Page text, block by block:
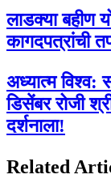
लाडक्या बहीण
कागदपत्रांची
अध्यात्म विश्व:
डिसेंबर रोजी
दर्शनाला!
Related